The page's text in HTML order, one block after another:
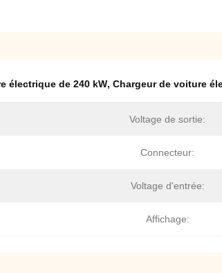
électrique de 240 kW, Chargeur de voiture
Voltage de sortie:
Connecteur:
Voltage d'entrée:
Affichage: